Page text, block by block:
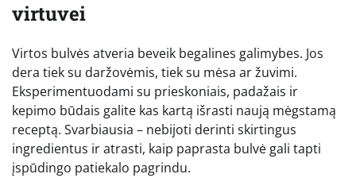
virtuvei
Virtos bulvės atveria beveik begalines galimybes. Jos
dera tiek su daržovėmis, tiek su mėsa ar žuvimi.
Eksperimentuodami su prieskoniais, padažais ir
kepimo būdais galite kas kartą išrasti naują mėgstamą
receptą. Svarbiausia – nebijoti derinti skirtingus
ingredientus ir atrasti, kaip paprasta bulvė gali tapti
įspūdingo patiekalo pagrindu.